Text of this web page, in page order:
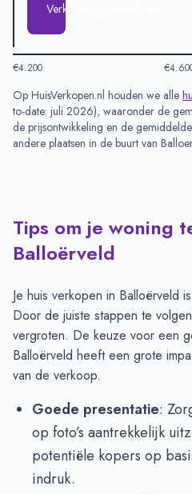
Verkoopprijs per m2
€4.200
Op HuisVerkopen.nl houden we alle
to-date: juli 2026), waaronder de
de prijsontwikkeling en de
andere plaatsen in de buurt van
Tips om je woning
Balloërveld
Je huis verkopen in Balloërveld
Door de juiste stappen te
vergroten. De keuze voor een
Balloërveld heeft een grote
van de verkoop.
Goede presentatie:
op foto’s aantrekkelijk
potentiële kopers op
indruk.